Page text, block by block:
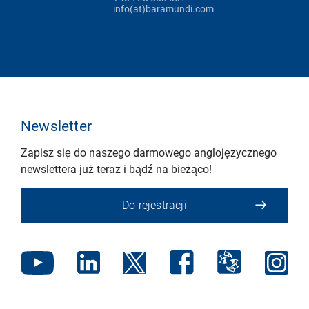
info(at)baramundi.com
Newsletter
Zapisz się do naszego darmowego anglojęzycznego
newslettera już teraz i bądź na bieżąco!
Do rejestracji